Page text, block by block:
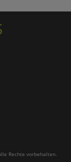
Rechte vorbehalten.